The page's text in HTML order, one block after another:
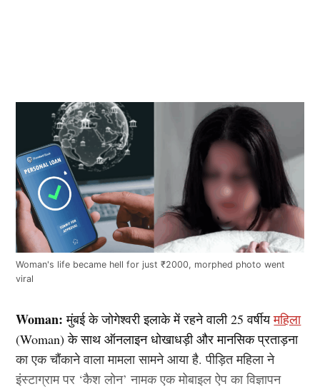
Woman's life became hell for just ₹2000, morphed photo went
viral
Woman: मुंबई के जोगेश्वरी इलाके में रहने वाली 25 वर्षीयमहिला
(Woman) के साथ ऑनलाइन धोखाधड़ी और मानसिक प्रताड़ना
का एक चौंकाने वाला मामला सामने आया है. पीड़ित महिला ने
इंस्टाग्राम पर ‘कैश लोन’ नामक एक मोबाइल ऐप का विज्ञापन